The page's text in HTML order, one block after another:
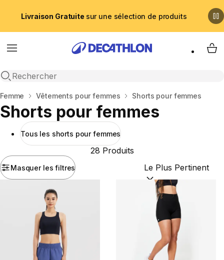
Livraison Gratuite sur une sélection de produits
Menu
Recherche ouverte
My
Accueil
Femme Vêtements pour femmes Shorts pour femmes
Shorts pour femmes
Tous les shorts pour femmes
Masquer les filtres
28 Produits
Trier par :(optional)